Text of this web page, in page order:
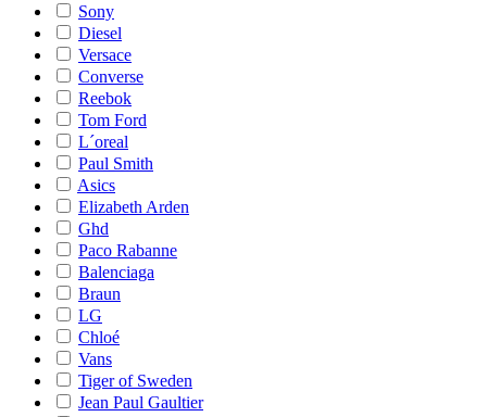
Sony
Diesel
Versace
Converse
Reebok
Tom Ford
L´oreal
Paul Smith
Asics
Elizabeth Arden
Ghd
Paco Rabanne
Balenciaga
Braun
LG
Chloé
Vans
Tiger of Sweden
Jean Paul Gaultier